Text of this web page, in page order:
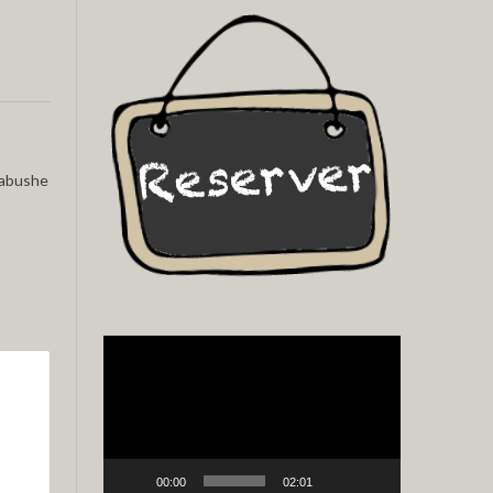
00:00 02:01